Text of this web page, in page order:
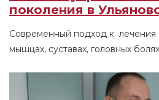
поколения в
Современный подход к лечения
мышцах, суставах, головных болях